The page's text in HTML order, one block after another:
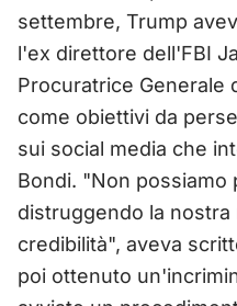
settembre, Trump
l'ex direttore dell'FBI
Procuratrice Generale
come obiettivi da
sui social media che
Bondi. "Non possiamo
distruggendo la nostra
credibilità", aveva
poi ottenuto